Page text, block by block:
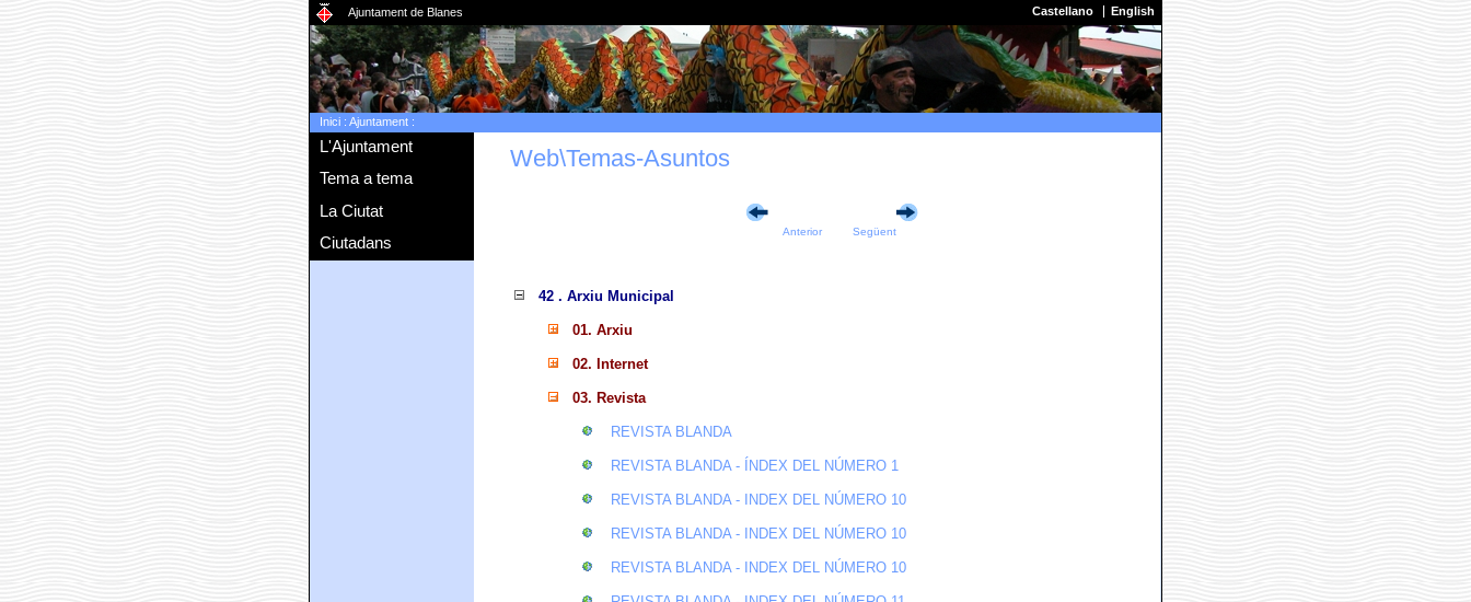
Ajuntament de Blanes Castellano English
Inici: Ajuntament:
L'Ajuntament
Tema a tema
La Ciutat
Ciutadans
Web\Temas-Asuntos
Anterior Següent
42 . Arxiu Municipal
01. Arxiu
02. Internet
03. Revista
REVISTA BLANDA
REVISTA BLANDA - ÍNDEX DEL NÚMERO 1
REVISTA BLANDA - INDEX DEL NÚMERO 10
REVISTA BLANDA - INDEX DEL NÚMERO 10
REVISTA BLANDA - INDEX DEL NÚMERO 10